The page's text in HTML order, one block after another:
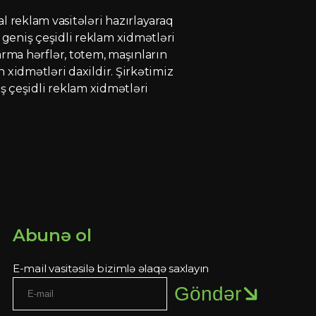
reklam vasitələri hazırlayaraq
çeşidli reklam xidmətləri
hərflər, totem, maşınların
xidmətləri daxildir. Şirkətimiz
çeşidli reklam xidmətləri
Abunə ol
E-mail vasitəsilə bizimlə əlaqə saxlayın
Göndər